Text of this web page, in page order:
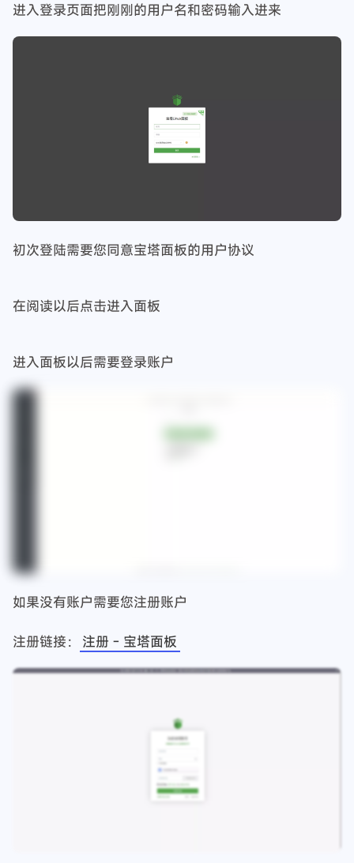
进入登录页面把刚刚的用户名和密码输入进来
初次登陆需要您同意宝塔面板的用户协议
进入面板以后需要登录账户